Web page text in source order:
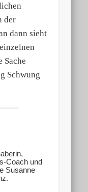
der
dann sieht
Sache
Schwung
Coach und
Susanne